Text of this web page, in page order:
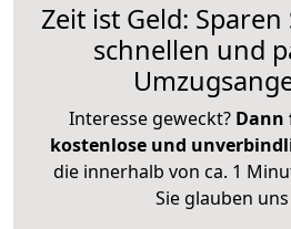
Zeit ist Geld:
schnellen und
Interesse geweckt? Dann
kostenlose und
die innerhalb von ca. 1
Sie glauben